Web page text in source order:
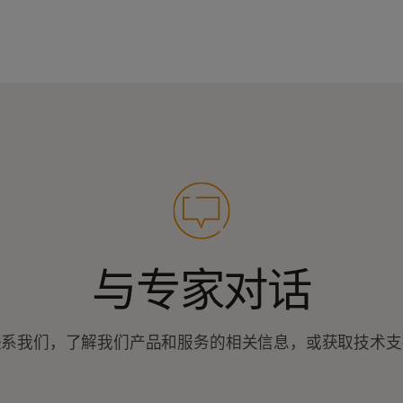
与专家对话
我们，了解我们产品和服务的相关信息，或获取技术